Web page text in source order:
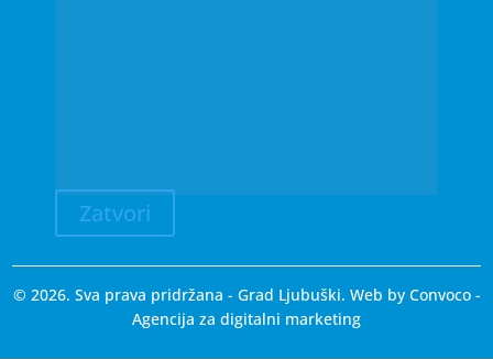
Zatvori
© 2026. Sva prava pridržana - Grad Ljubuški. Web by Convoco-
Agencija za digitalni marketing